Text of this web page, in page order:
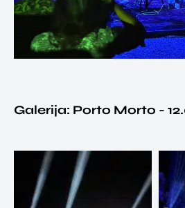
Galerija: Porto Morto -